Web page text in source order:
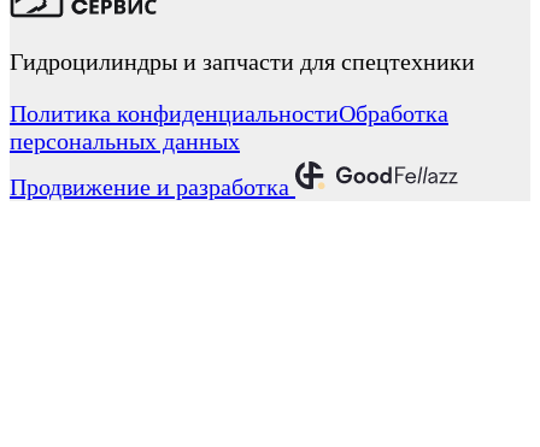
Гидроцилиндры и запчасти для спецтехники
Политика конфиденциальностиОбработка
персональных данных
Продвижение и разработка